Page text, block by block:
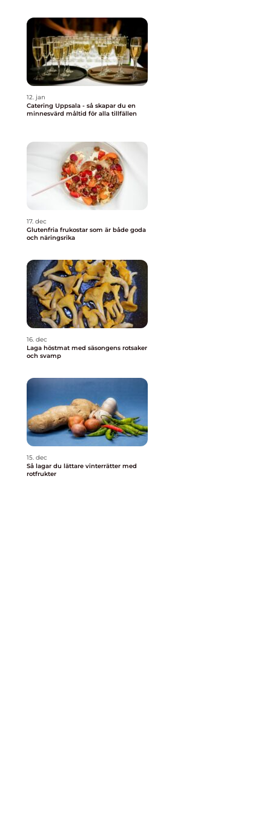
12. jan
Catering Uppsala - så skapar du en
minnesvärd måltid för alla tillfällen
17. dec
Glutenfria frukostar som är både goda
och näringsrika
16. dec
Laga höstmat med säsongens rotsaker
och svamp
15. dec
Så lagar du lättare vinterrätter med
rotfrukter